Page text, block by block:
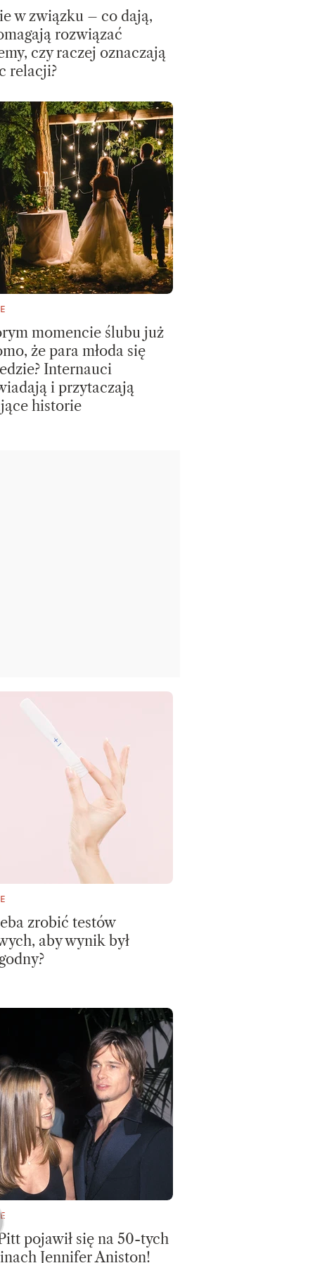
w związku – co dają,
rozwiązać
czy raczej oznaczają
relacji?
momencie ślubu już
że para młoda się
Internauci
i przytaczają
historie
zrobić testów
aby wynik był
pojawił się na 50-tych
Jennifer Aniston!